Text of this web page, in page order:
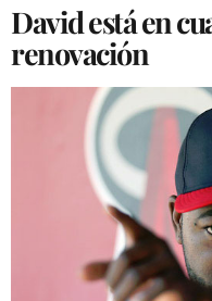
David está en
renovación